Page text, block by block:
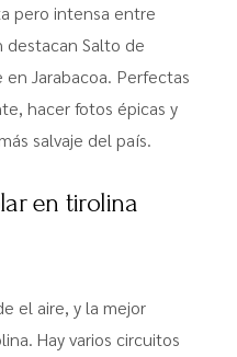
pero intensa entre
destacan Salto de
Jarabacoa. Perfectas
hacer fotos épicas y
salvaje del país.
en tirolina
el aire, y la mejor
Hay varios circuitos